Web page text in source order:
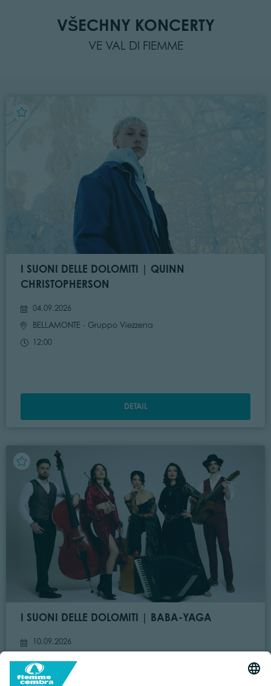
VŠECHNY KONCERTY
VE VAL DI FIEMME
I SUONI DELLE DOLOMITI | QUINN
CHRISTOPHERSON
04.09.2026
BELLAMONTE - Gruppo Viezzena
12:00
DETAIL
I SUONI DELLE DOLOMITI | BABA-YAGA
10.09.2026
12:00